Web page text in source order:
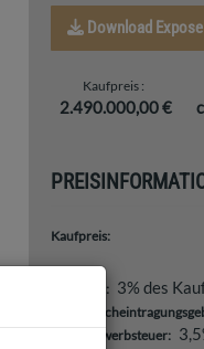
Download Expose
Kaufpreis
2.490.000,00 €
Kaufpreis:
Provision: 3% des
Grunderwerbsteuer: